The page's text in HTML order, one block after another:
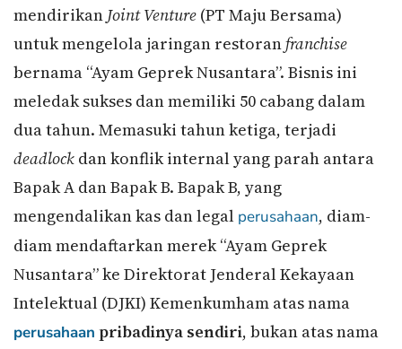
mendirikan Joint Venture (PT Maju Bersama)
untuk mengelola jaringan restoranfranchise
bernama “Ayam Geprek Nusantara”. Bisnis ini
meledak sukses dan memiliki 50 cabang dalam
dua tahun. Memasuki tahun ketiga, terjadi
deadlock dan konflik internal yang parah antara
Bapak A dan Bapak B. Bapak B, yang
mengendalikan kas dan legal perusahaan, diam-
diam mendaftarkan merek “Ayam Geprek
Nusantara” ke Direktorat Jenderal Kekayaan
Intelektual (DJKI) Kemenkumham atas nama
perusahaan pribadinya sendiri, bukan atas nama